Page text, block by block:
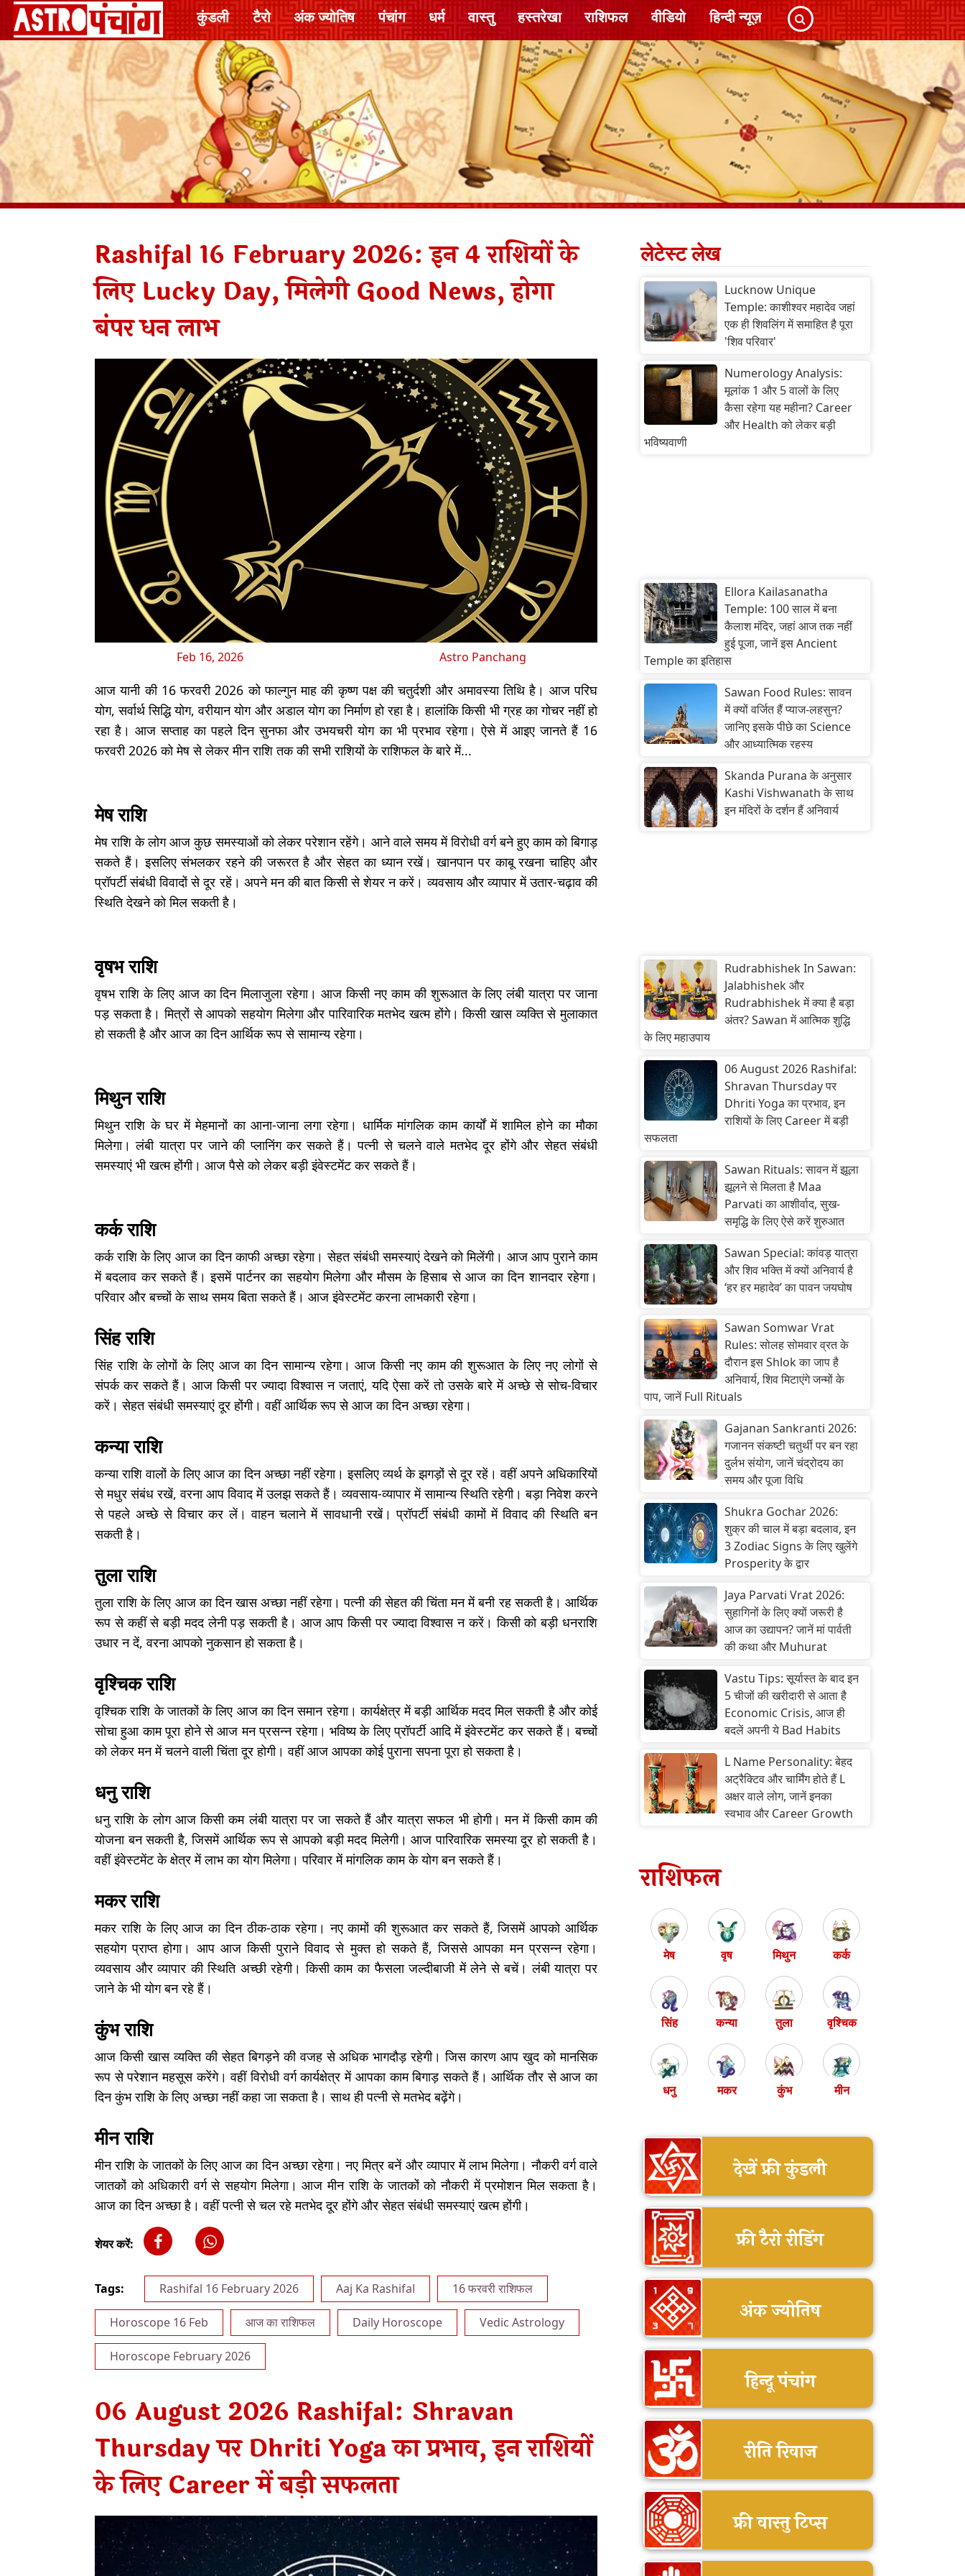
कुंडली टैरो अंक ज्योतिष पंचांग धर्म वास्तु हस्तरेखा राशिफल वीडियो हिन्दी न्यूज़
Rashifal 16 February 2026: इन 4 राशियों के
लिए Lucky Day, मिलेगी Good News, होगा
बंपर धन लाभ
Feb 16, 2026 Astro Panchang
आज यानी की 16 फरवरी 2026 को फाल्गुन माह की कृष्ण पक्ष की चतुर्दशी और अमावस्या तिथि है। आज परिघ
योग, सर्वार्थ सिद्धि योग, वरीयान योग और अडाल योग का निर्माण हो रहा है। हालांकि किसी भी ग्रह का गोचर नहीं हो
रहा है। आज सप्ताह का पहले दिन सुनफा और उभयचरी योग का भी प्रभाव रहेगा। ऐसे में आइए जानते हैं 16
फरवरी 2026 को मेष से लेकर मीन राशि तक की सभी राशियों के राशिफल के बारे में...
मेष राशि
मेष राशि के लोग आज कुछ समस्याओं को लेकर परेशान रहेंगे। आने वाले समय में विरोधी वर्ग बने हुए काम को बिगाड़
सकते हैं। इसलिए संभलकर रहने की जरूरत है और सेहत का ध्यान रखें। खानपान पर काबू रखना चाहिए और
प्रॉपर्टी संबंधी विवादों से दूर रहें। अपने मन की बात किसी से शेयर न करें। व्यवसाय और व्यापार में उतार-चढ़ाव की
स्थिति देखने को मिल सकती है।
वृषभ राशि
वृषभ राशि के लिए आज का दिन मिलाजुला रहेगा। आज किसी नए काम की शुरूआत के लिए लंबी यात्रा पर जाना
पड़ सकता है। मित्रों से आपको सहयोग मिलेगा और पारिवारिक मतभेद खत्म होंगे। किसी खास व्यक्ति से मुलाकात
हो सकती है और आज का दिन आर्थिक रूप से सामान्य रहेगा।
मिथुन राशि
मिथुन राशि के घर में मेहमानों का आना-जाना लगा रहेगा। धार्मिक मांगलिक काम कार्यों में शामिल होने का मौका
मिलेगा। लंबी यात्रा पर जाने की प्लानिंग कर सकते हैं। पत्नी से चलने वाले मतभेद दूर होंगे और सेहत संबंधी
समस्याएं भी खत्म होंगी। आज पैसे को लेकर बड़ी इंवेस्टमेंट कर सकते हैं।
कर्क राशि
कर्क राशि के लिए आज का दिन काफी अच्छा रहेगा। सेहत संबंधी समस्याएं देखने को मिलेंगी। आज आप पुराने काम
में बदलाव कर सकते हैं। इसमें पार्टनर का सहयोग मिलेगा और मौसम के हिसाब से आज का दिन शानदार रहेगा।
परिवार और बच्चों के साथ समय बिता सकते हैं। आज इंवेस्टमेंट करना लाभकारी रहेगा।
सिंह राशि
सिंह राशि के लोगों के लिए आज का दिन सामान्य रहेगा। आज किसी नए काम की शुरूआत के लिए नए लोगों से
संपर्क कर सकते हैं। आज किसी पर ज्यादा विश्वास न जताएं, यदि ऐसा करें तो उसके बारे में अच्छे से सोच-विचार
करें। सेहत संबंधी समस्याएं दूर होंगी। वहीं आर्थिक रूप से आज का दिन अच्छा रहेगा।
कन्या राशि
कन्या राशि वालों के लिए आज का दिन अच्छा नहीं रहेगा। इसलिए व्यर्थ के झगड़ों से दूर रहें। वहीं अपने अधिकारियों
से मधुर संबंध रखें, वरना आप विवाद में उलझ सकते हैं। व्यवसाय-व्यापार में सामान्य स्थिति रहेगी। बड़ा निवेश करने
से पहले अच्छे से विचार कर लें। वाहन चलाने में सावधानी रखें। प्रॉपर्टी संबंधी कामों में विवाद की स्थिति बन
सकती है।
तुला राशि
तुला राशि के लिए आज का दिन खास अच्छा नहीं रहेगा। पत्नी की सेहत की चिंता मन में बनी रह सकती है। आर्थिक
रूप से कहीं से बड़ी मदद लेनी पड़ सकती है। आज आप किसी पर ज्यादा विश्वास न करें। किसी को बड़ी धनराशि
उधार न दें, वरना आपको नुकसान हो सकता है।
वृश्चिक राशि
वृश्चिक राशि के जातकों के लिए आज का दिन समान रहेगा। कार्यक्षेत्र में बड़ी आर्थिक मदद मिल सकती है और कोई
सोचा हुआ काम पूरा होने से आज मन प्रसन्न रहेगा। भविष्य के लिए प्रॉपर्टी आदि में इंवेस्टमेंट कर सकते हैं। बच्चों
को लेकर मन में चलने वाली चिंता दूर होगी। वहीं आज आपका कोई पुराना सपना पूरा हो सकता है।
धनु राशि
धनु राशि के लोग आज किसी कम लंबी यात्रा पर जा सकते हैं और यात्रा सफल भी होगी। मन में किसी काम की
योजना बन सकती है, जिसमें आर्थिक रूप से आपको बड़ी मदद मिलेगी। आज पारिवारिक समस्या दूर हो सकती है।
वहीं इंवेस्टमेंट के क्षेत्र में लाभ का योग मिलेगा। परिवार में मांगलिक काम के योग बन सकते हैं।
मकर राशि
मकर राशि के लिए आज का दिन ठीक-ठाक रहेगा। नए कामों की शुरूआत कर सकते हैं, जिसमें आपको आर्थिक
सहयोग प्राप्त होगा। आप आज किसी पुराने विवाद से मुक्त हो सकते हैं, जिससे आपका मन प्रसन्न रहेगा।
व्यवसाय और व्यापार की स्थिति अच्छी रहेगी। किसी काम का फैसला जल्दीबाजी में लेने से बचें। लंबी यात्रा पर
जाने के भी योग बन रहे हैं।
कुंभ राशि
आज किसी खास व्यक्ति की सेहत बिगड़ने की वजह से अधिक भागदौड़ रहेगी। जिस कारण आप खुद को मानसिक
रूप से परेशान महसूस करेंगे। वहीं विरोधी वर्ग कार्यक्षेत्र में आपका काम बिगाड़ सकते हैं। आर्थिक तौर से आज का
दिन कुंभ राशि के लिए अच्छा नहीं कहा जा सकता है। साथ ही पत्नी से मतभेद बढ़ेंगे।
मीन राशि
मीन राशि के जातकों के लिए आज का दिन अच्छा रहेगा। नए मित्र बनें और व्यापार में लाभ मिलेगा। नौकरी वर्ग वाले
जातकों को अधिकारी वर्ग से सहयोग मिलेगा। आज मीन राशि के जातकों को नौकरी में प्रमोशन मिल सकता है।
आज का दिन अच्छा है। वहीं पत्नी से चल रहे मतभेद दूर होंगे और सेहत संबंधी समस्याएं खत्म होंगी।
शेयर करें:
Tags: Rashifal 16 February 2026 Aaj Ka Rashifal 16 फरवरी राशिफल
Horoscope 16 Feb आज का राशिफल Daily Horoscope Vedic Astrology
Horoscope February 2026
06 August 2026 Rashifal: Shravan
Thursday पर Dhriti Yoga का प्रभाव, इन राशियों
के लिए Career में बड़ी सफलता
लेटेस्ट लेख
Lucknow Unique
Temple: काशीश्वर महादेव जहां
एक ही शिवलिंग में समाहित है पूरा
'शिव परिवार'
Numerology Analysis:
मूलांक 1 और 5 वालों के लिए
कैसा रहेगा यह महीना? Career
और Health को लेकर बड़ी
भविष्यवाणी
Ellora Kailasanatha
Temple: 100 साल में बना
कैलाश मंदिर, जहां आज तक नहीं
हुई पूजा, जानें इस Ancient
Temple का इतिहास
Sawan Food Rules: सावन
में क्यों वर्जित हैं प्याज-लहसुन?
जानिए इसके पीछे का Science
और आध्यात्मिक रहस्य
Skanda Purana के अनुसार
Kashi Vishwanath के साथ
इन मंदिरों के दर्शन हैं अनिवार्य
Rudrabhishek In Sawan:
Jalabhishek और
Rudrabhishek में क्या है बड़ा
अंतर? Sawan में आत्मिक शुद्धि
के लिए महाउपाय
06 August 2026 Rashifal:
Shravan Thursday पर
Dhriti Yoga का प्रभाव, इन
राशियों के लिए Career में बड़ी
सफलता
Sawan Rituals: सावन में झूला
झूलने से मिलता है Maa
Parvati का आशीर्वाद, सुख-
समृद्धि के लिए ऐसे करें शुरुआत
Sawan Special: कांवड़ यात्रा
और शिव भक्ति में क्यों अनिवार्य है
‘हर हर महादेव’ का पावन जयघोष
Sawan Somwar Vrat
Rules: सोलह सोमवार व्रत के
दौरान इस Shlok का जाप है
अनिवार्य, शिव मिटाएंगे जन्मों के
पाप, जानें Full Rituals
Gajanan Sankranti 2026:
गजानन संकष्टी चतुर्थी पर बन रहा
दुर्लभ संयोग, जानें चंद्रोदय का
समय और पूजा विधि
Shukra Gochar 2026:
शुक्र की चाल में बड़ा बदलाव, इन
3 Zodiac Signs के लिए खुलेंगे
Prosperity के द्वार
Jaya Parvati Vrat 2026:
सुहागिनों के लिए क्यों जरूरी है
आज का उद्यापन? जानें मां पार्वती
की कथा और Muhurat
Vastu Tips: सूर्यास्त के बाद इन
5 चीजों की खरीदारी से आता है
Economic Crisis, आज ही
बदलें अपनी ये Bad Habits
L Name Personality: बेहद
अट्रैक्टिव और चार्मिंग होते हैं L
अक्षर वाले लोग, जानें इनका
स्वभाव और Career Growth
राशिफल
मेष वृष मिथुन कर्क
सिंह कन्या तुला वृश्चिक
धनु मकर कुंभ मीन
देखें फ्री कुंडली
फ्री टैरो रीडिंग
अंक ज्योतिष
हिन्दू पंचांग
रीति रिवाज
फ्री वास्तु टिप्स